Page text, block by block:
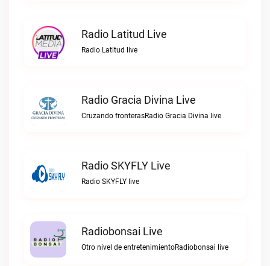
Radio Latitud Live
Radio Latitud live
Radio Gracia Divina Live
Cruzando fronterasRadio Gracia Divina live
Radio SKYFLY Live
Radio SKYFLY live
Radiobonsai Live
Otro nivel de entretenimientoRadiobonsai live